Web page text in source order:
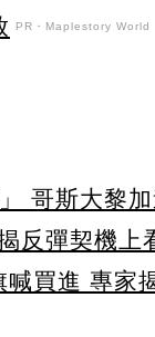
PR・Maplestory World
哥斯大黎
反彈契機上
買進 專家